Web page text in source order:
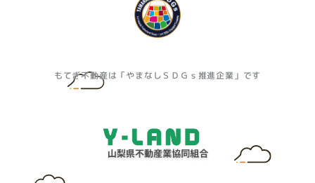
もてぎ不動産は「やまなしＳＤＧｓ推進企業」です